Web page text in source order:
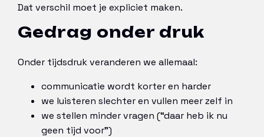
Dat verschil moet je expliciet maken.
Gedrag onder druk
Onder tijdsdruk veranderen we allemaal:
communicatie wordt korter en harder
we luisteren slechter en vullen meer zelf in
we stellen minder vragen (“daar heb ik nu
geen tijd voor”)